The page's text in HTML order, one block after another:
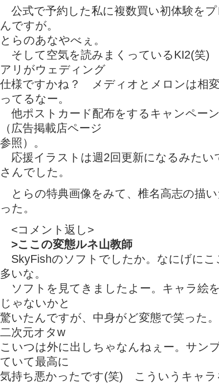
公式で予約した私に複数買い初体験を
んですが。
とらのあなやべぇ。
そして空気を読みまくっているKI2(笑
アリがウェディング
仕様ですかね？ メディオとメロンは相
ってるなー。
他ポストカード配布をするキャンペー
（広告掲載店ページ
参照）。
応援イラストは週2回更新になるみたい
さんでした。
とらの特典画像をみて、椎名高志の描
った。
<コメント返し>
>ここの変態ルネ山教師
SkyFishのソフトでしたか。なにげにこ
多いな。
ソフトを見てきましたよー。キャラ絵
じゃないかと
驚いたんですが、中身がど変態で笑った
二次元オタw
こいつは外に出しちゃなんねぇー。サン
ていて最高に
気持ち悪かったです(笑) こういうキャ